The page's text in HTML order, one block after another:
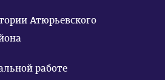
Атюрьевского
работе